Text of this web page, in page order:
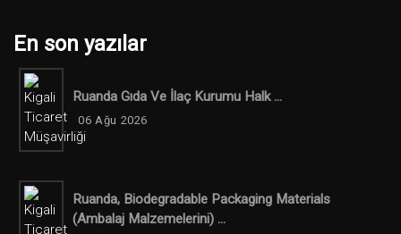
En son yazılar
Ruanda Gıda Ve İlaç Kurumu Halk ...
06 Ağu 2026
Ruanda, Biodegradable Packaging Materials
(ambalaj Malzemelerini) ...